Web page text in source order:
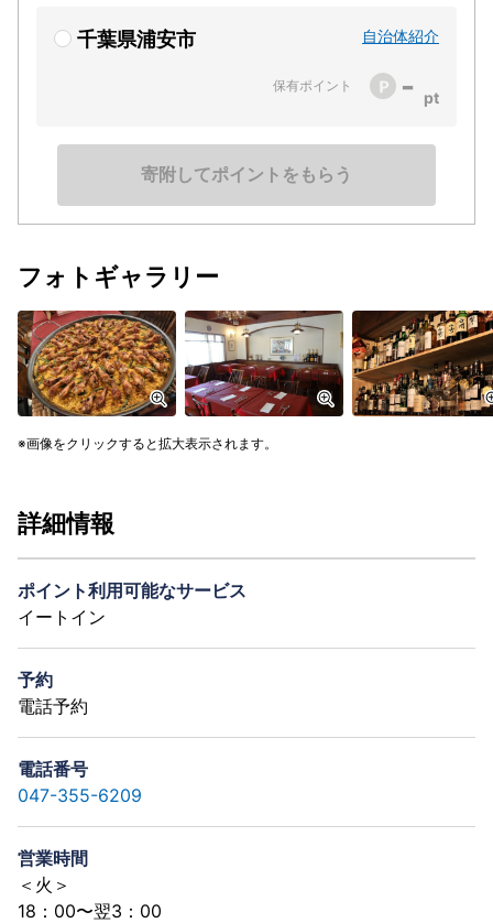
千葉県浦安市 自治体紹介
保有ポイント -
寄附してポイントをもらう
フォトギャラリー
画像をクリックすると拡大表示されます。
詳細情報
ポイント利用可能なサービス
イートイン
予約
電話予約
電話番号
047-355-6209
営業時間
＜火＞
18：00〜翌3：00